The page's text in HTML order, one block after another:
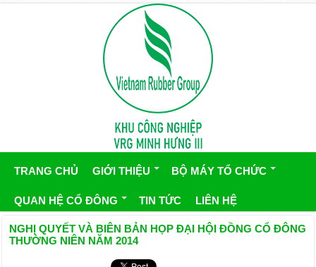
TRANG CHỦ GIỚI THIỆU BỘ MÁY TỔ CHỨC
QUAN HỆ CỔ ĐÔNG TIN TỨC LIÊN HỆ
NGHỊ QUYẾT VÀ BIÊN BẢN HỌP ĐẠI HỘI ĐỒNG CỔ ĐÔNG
THƯỜNG NIÊN NĂM 2014